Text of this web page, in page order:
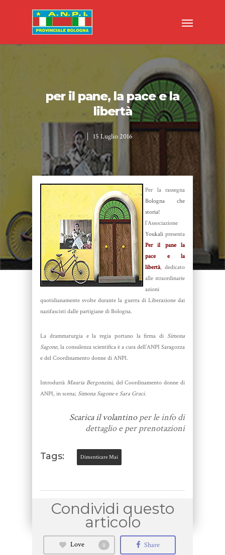
per il pane, la pace e la
libertà
15 Luglio 2016
Per la rassegna
Bologna che
storia!
l’Associazione
Youkali presenta
Per il pane la
pace e la
libertà, dedicato
alle straordinarie
azioni
quotidianamente svolte durante la guerra di Liberazione dai
nazifascisti dalle partigiane di Bologna.
La drammaturgia e la regia portano la firma di Simona
Sagone, la consulenza scientifica è a cura dell’ANPI Saragozza
e del Coordinamento donne di ANPI.
Introdurrà Mauria Bergonzini, delCoordinamento donne di
ANPI, in scena; Simona Sagonee Sara Graci.
Scarica il volantinoper le info di
dettaglio e per prenotazioni
Tags: Dimenticare Mai
Love 0 Share